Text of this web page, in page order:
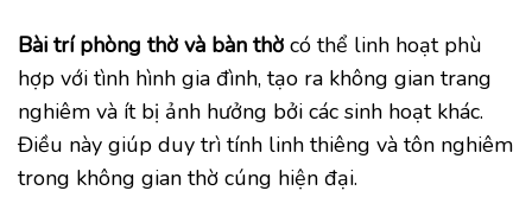
Bài trí phòng thờ và bàn thờ có thể linh hoạt phù
hợp với tình hình gia đình, tạo ra không gian trang
nghiêm và ít bị ảnh hưởng bởi các sinh hoạt khác.
Điều này giúp duy trì tính linh thiêng và tôn nghiêm
trong không gian thờ cúng hiện đại.